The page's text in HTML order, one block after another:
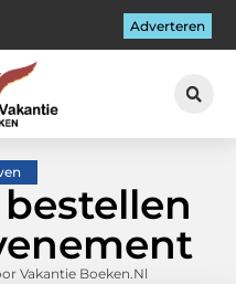
Adverteren
Vakantie Boeken.nl